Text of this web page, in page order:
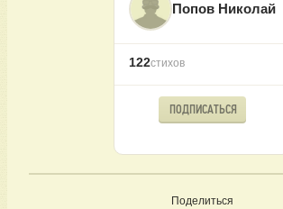
Попов Николай
122стихов
ПОДПИСАТЬСЯ
Поделиться